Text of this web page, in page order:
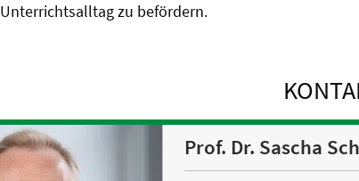
Unterrichtsalltag zu befördern.
Prof. Dr. Sascha